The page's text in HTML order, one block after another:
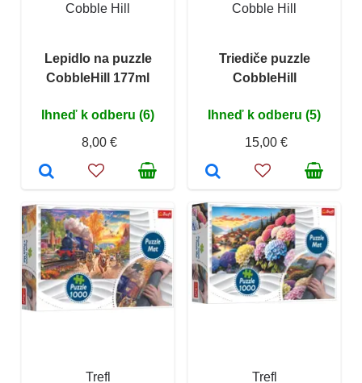
Cobble Hill
Lepidlo na puzzle
CobbleHill 177ml
Ihneď k odberu (6)
8,00 €
Cobble Hill
Triediče puzzle
CobbleHill
Ihneď k odberu (5)
15,00 €
Trefl Trefl